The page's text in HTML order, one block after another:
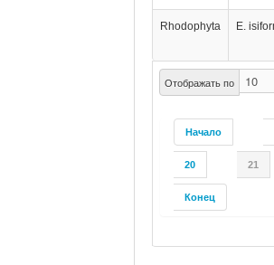
Отображать по
Начало
20 21
Конец
Rhodophyta E.